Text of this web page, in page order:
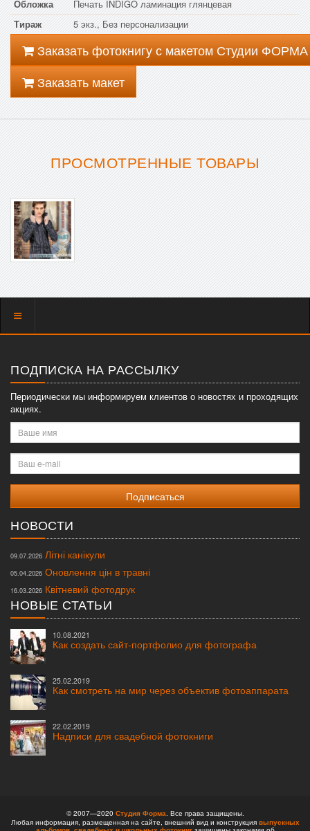
Обложка
Печать INDIGO ламинация глянцевая
Тираж
5 экз., Без персонализации
Заказать фотокнигу с макетом Студии ФОРМА
Заказать макет
ПРОСМОТРЕННЫЕ ТОВАРЫ
Показать
ПОДПИСКА НА РАССЫЛКУ
Периодически мы информируем клиентов о новостях и проходящих
акциях.
Ваше
имя
Ваш
e-
mail
НОВОСТИ
09.07.2026 Літні канікули
05.04.2026 Оновлення цін в травні
16.03.2026 Квітневий фотодрук
НОВЫЕ СТАТЬИ
10.08.2021
Как создать сайт-портфолио для фотографа
25.02.2019
Как смотреть на мир через объектив фотоаппарата
22.02.2019
Надписи для свадебной фотокниги
© 2007—2020 Студия Форма . Все права защищены.
Любая информация, размещенная на сайте, внешний вид и конструкция выпускных